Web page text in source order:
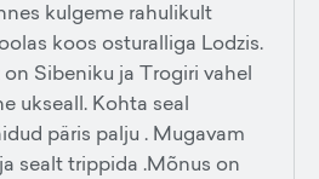
kulgeme rahulikult
koos osturalliga Lodzis.
Sibeniku ja Trogiri vahel
ukseall. Kohta seal
päris palju . Mugavam
sealt trippida .Mõnus on